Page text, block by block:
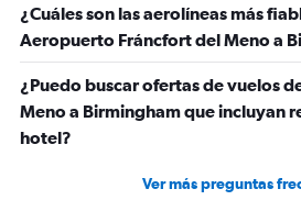
¿Cuáles son las aerolíneas más
Aeropuerto Fráncfort del Meno a
¿Puedo buscar ofertas de vuelos
Meno a Birmingham que incluyan
hotel?
Ver más preguntas